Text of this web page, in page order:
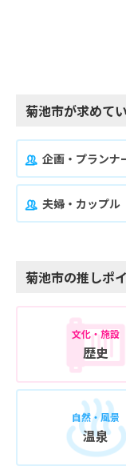
菊池市が求めて
企画・プランナ
夫婦・カップル
菊池市の推しポ
文化・施設
歴史
自然・風景
温泉